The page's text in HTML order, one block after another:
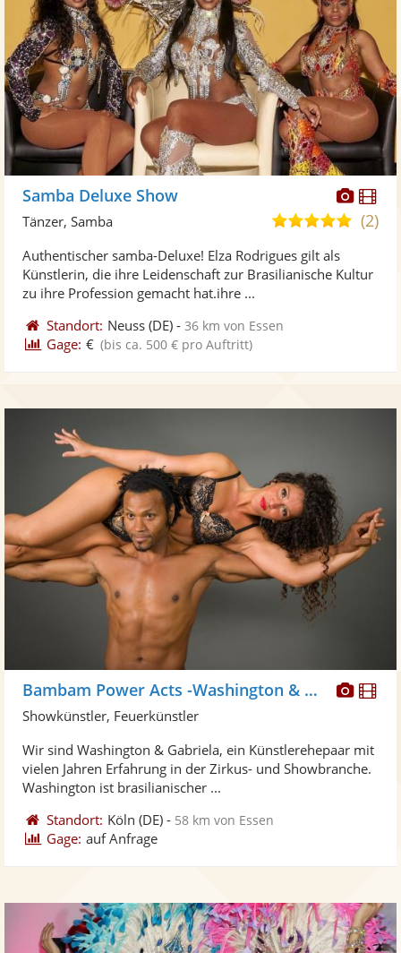
Samba Deluxe Show
5,0
5
(2)
Tänzer, Samba
Authentischer samba-Deluxe! Elza Rodrigues gilt als
Künstlerin, die ihre Leidenschaft zur Brasilianische Kultur
zu ihre Profession gemacht hat.ihre ...
Standort: Neuss (DE) -36 km von Essen
Gage: € (bis ca. 500 € pro Auftritt)
Fotos
Bambam Power Acts -Washington & Gabriela
Showkünstler, Feuerkünstler
Wir sind Washington & Gabriela, ein Künstlerehepaar mit
vielen Jahren Erfahrung in der Zirkus- und Showbranche.
Washington ist brasilianischer ...
Standort: Köln (DE) - 58 km von Essen
Gage: auf Anfrage